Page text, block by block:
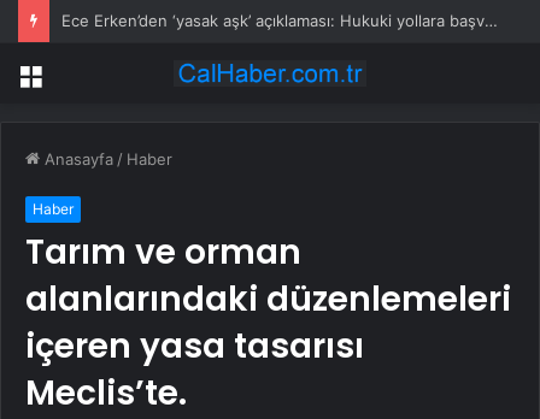
Ece Erken’den ‘yasak aşk’ açıklaması: Hukuki yollara başvuruyor
Menü
Anasayfa / Haber
Haber
Tarım ve orman
alanlarındaki düzenlemeleri
içeren yasa tasarısı
Meclis’te.